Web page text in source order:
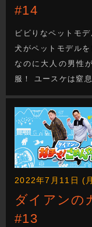
#14
ビビりなペットモ
犬がペットモデル
なのに大人の男性
服！ ユースケは窒
2022年7月11日 (
ダイアンの
#13